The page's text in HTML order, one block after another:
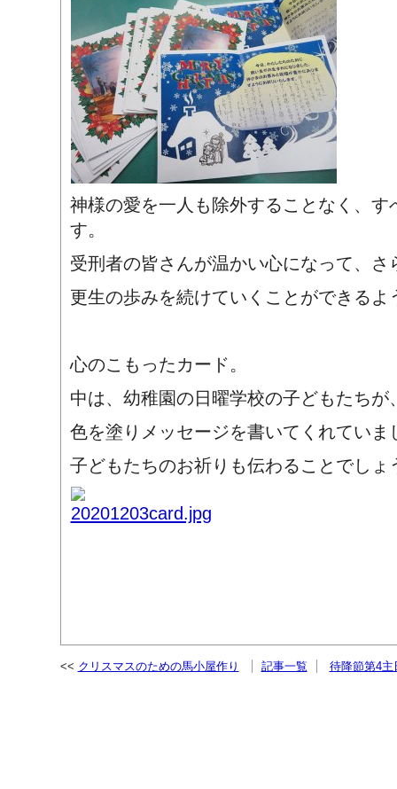
神様の愛を一人も除外することなく、す
す。
受刑者の皆さんが温かい心になって、さ
更生の歩みを続けていくことができるよ
心のこもったカード。
中は、幼稚園の日曜学校の子どもたちが
色を塗りメッセージを書いてくれていま
子どもたちのお祈りも伝わることでしょ
クリスマスのための馬小屋作り 記事一覧 待降節第4主